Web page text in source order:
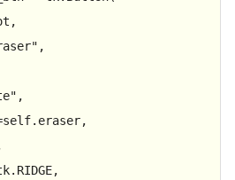
0
1
,
,